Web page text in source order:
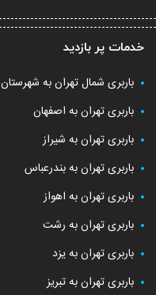
خدمات پر بازدید
باربری شمال تهران به شهرستان
باربری تهران به اصفهان
باربری تهران به شیراز
باربری تهران به بندرعباس
باربری تهران به اهواز
باربری تهران به رشت
باربری تهران به یزد
باربری تهران به تبریز